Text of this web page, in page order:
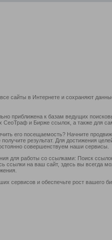
сайты в Интернете и сохраняют
приближена к базам ведущих
СеоТраф и Бирже ссылок, а также для
его посещаемость? Начните
получите результат. Для достижения
совершенствуем наши сервисы.
для работы со ссылками: Поиск
ссылки на ваш сайт, здесь вы всегда
сервисов и обеспечьте рост вашего